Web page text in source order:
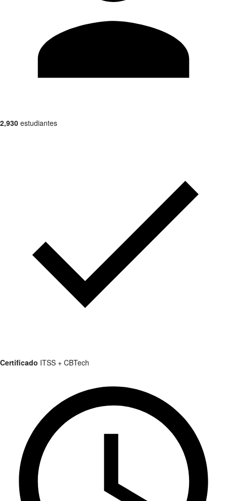
2,930 estudiantes
Certificado ITSS + CBTech